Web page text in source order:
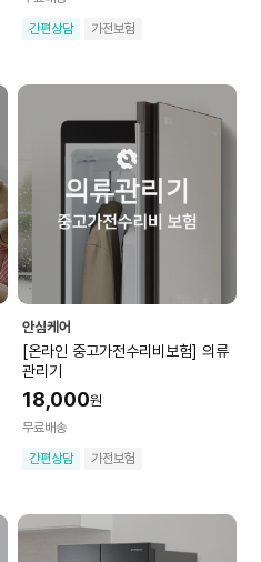
간편상담
가전보험
안심케어
[온라인 중고가전수리비보험] 의류
관리기
18,000원
무료배송
간편상담
가전보험